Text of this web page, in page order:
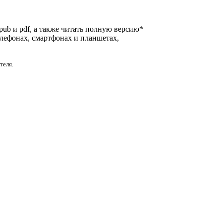
и pdf, а также читать полную версию*
смартфонах и планшетах,